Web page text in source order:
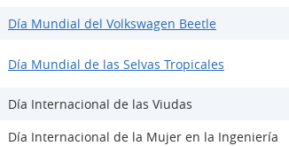
Día Mundial del Volkswagen Beetle
Día Mundial de las Selvas Tropicales
Día Internacional de las Viudas
Día Internacional de la Mujer en la Ingeniería